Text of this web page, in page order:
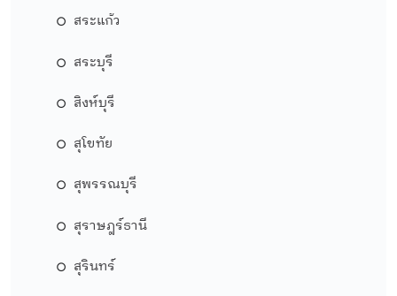
สระแก้ว
สระบุรี
สิงห์บุรี
สุโขทัย
สุพรรณบุรี
สุราษฎร์ธานี
สุรินทร์